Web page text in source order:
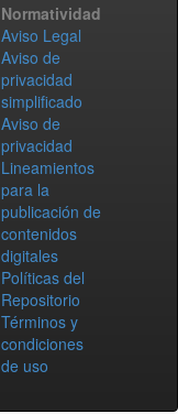
Normatividad
Aviso Legal
Aviso de
privacidad
simplificado
Aviso de
privacidad
Lineamientos
para la
publicación de
contenidos
digitales
Políticas del
Repositorio
Términos y
condiciones
de uso